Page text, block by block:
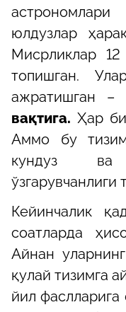
юлдузлар
Мисрликлар
топишган.
ажратишган –
вақтига. Ҳар
Аммо бу
кундуз ва
ўзгарувчанлиги
Кейинчалик
соатларда
Айнан
қулай тизимга
йил фаслларига